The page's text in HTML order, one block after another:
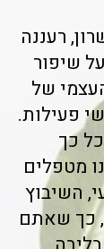
רעננה
שיפור
של
תוך 3 חודשי פעילות.
כך
מטפלים
השיבוץ
כך שאתם